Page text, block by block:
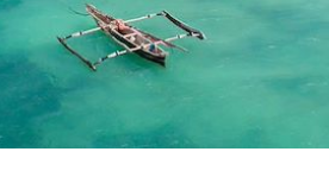
Semi-itinérant